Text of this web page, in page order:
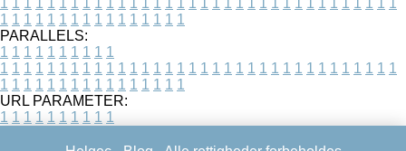
1 1 1 1 1 1 1 1 1 1 1 1 1 1 1 1
PARALLELS:
1 1 1 1 1 1 1 1 1 1
1 1 1 1 1 1 1 1 1 1 1 1 1 1 1 1 1 1 1 1 1 1 1 1 1 1 1 1 1 1 1 1 1 1
1 1 1 1 1 1 1 1 1 1 1 1 1 1 1 1
URL PARAMETER:
1 1 1 1 1 1 1 1 1 1